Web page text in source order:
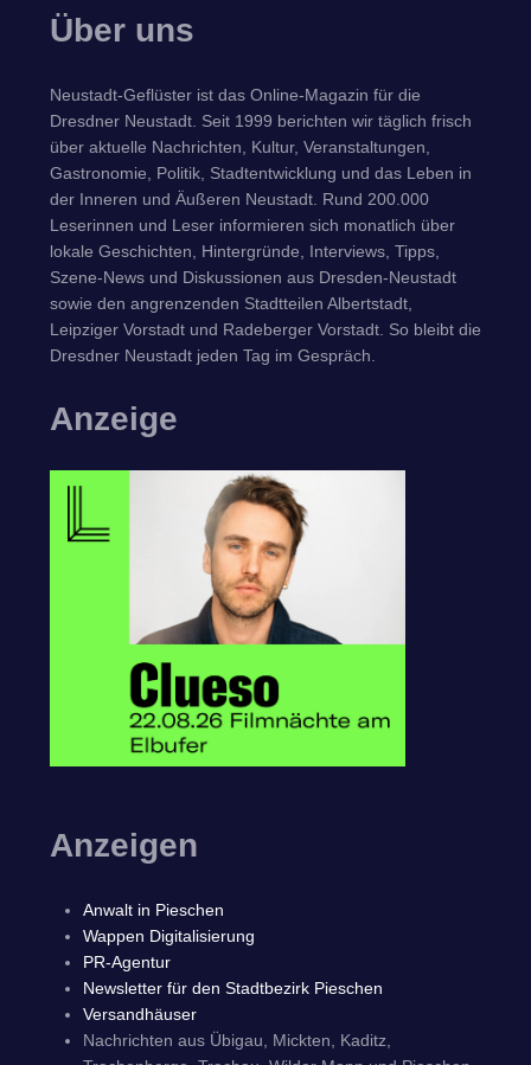
Über uns
Neustadt-Geflüster ist das Online-Magazin für die
Dresdner Neustadt. Seit 1999 berichten wir täglich frisch
über aktuelle Nachrichten, Kultur, Veranstaltungen,
Gastronomie, Politik, Stadtentwicklung und das Leben in
der Inneren und Äußeren Neustadt. Rund 200.000
Leserinnen und Leser informieren sich monatlich über
lokale Geschichten, Hintergründe, Interviews, Tipps,
Szene-News und Diskussionen aus Dresden-Neustadt
sowie den angrenzenden Stadtteilen Albertstadt,
Leipziger Vorstadt und Radeberger Vorstadt. So bleibt die
Dresdner Neustadt jeden Tag im Gespräch.
Anzeige
Anzeigen
Anwalt in Pieschen
Wappen Digitalisierung
PR-Agentur
Newsletter für den Stadtbezirk Pieschen
Versandhäuser
Nachrichten aus Übigau, Mickten, Kaditz,